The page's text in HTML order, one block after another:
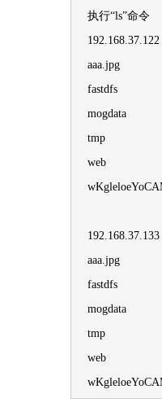
执行“ls”命令
aaa.jpg
fastdfs
mogdata
tmp
web
aaa.jpg
fastdfs
mogdata
tmp
web